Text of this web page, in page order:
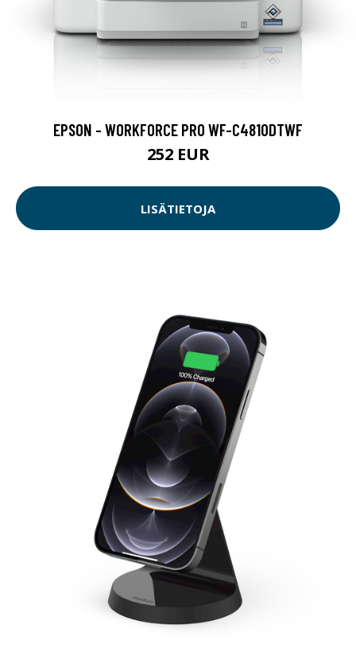
EPSON - WORKFORCE PRO WF-C4810DTWF
252 EUR
LISÄTIETOJA